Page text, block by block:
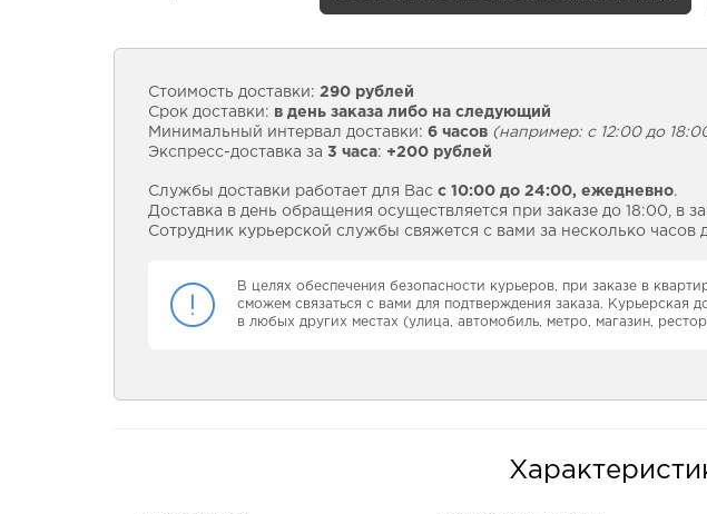
Стоимость доставки: 290 рублей
Срок доставки: в день заказа либо на следующий
Минимальный интервал доставки: 6 часов (например: с 12:00 до
Экспресс-доставка за 3 часа: +200 рублей
Службы доставки работает для Вас с 10:00 до 24:00, ежедневно.
Доставка в день обращения осуществляется при заказе до 18:00, в
Сотрудник курьерской службы свяжется с вами за несколько часов
В целях обеспечения безопасности курьеров, при заказе в
сможем связаться с вами для подтверждения заказа. Курьерская
в любых других местах (улица, автомобиль, метро, магазин,